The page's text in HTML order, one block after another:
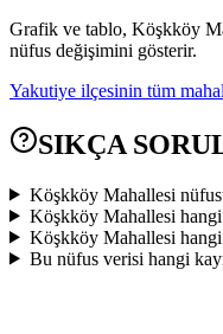
Grafik ve tablo, Köşkköy
nüfus değişimini gösterir.
Yakutiye ilçesinin tüm
SIKÇA
Köşkköy Mahallesi
Köşkköy Mahallesi hangi
Köşkköy Mahallesi hangi
Bu nüfus verisi hangi